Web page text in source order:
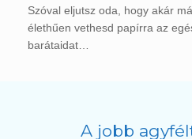
Szóval eljutsz oda, hogy akár
élethűen vethesd papírra az
barátaidat…
A jobb